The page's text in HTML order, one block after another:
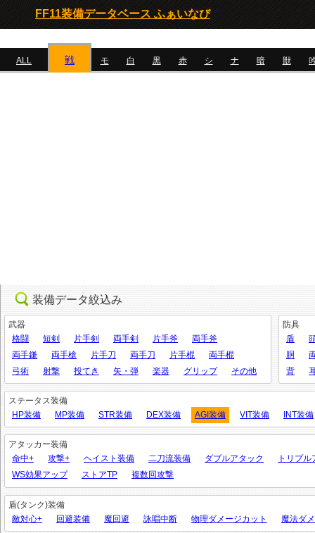
FF11装備データベース ふぁいなび
ALL 戦 モ 白 黒 赤 シ ナ 暗 獣
装備データ絞込み
武器
格闘
短剣 片手剣 両手剣 片手斧
両手斧
両手鎌
両手槍 片手刀 両手刀 片手棍
両手棍
弓術
射撃 投てき 矢・弾 楽器 グリップ その他
防具
盾
胴
背
ステータス装備
HP装備
MP装備 STR装備 DEX装備 AGI装備 VIT装備 INT装備
アタッカー装備
命中+
攻撃+ ヘイスト装備 二刀流装備 ダブルアタック
トリプル
WS効果アップ
ストアTP 複数回攻撃
盾(タンク)装備
敵対心+
回避装備 魔回避 詠唱中断 物理ダメージカット 魔法ダ